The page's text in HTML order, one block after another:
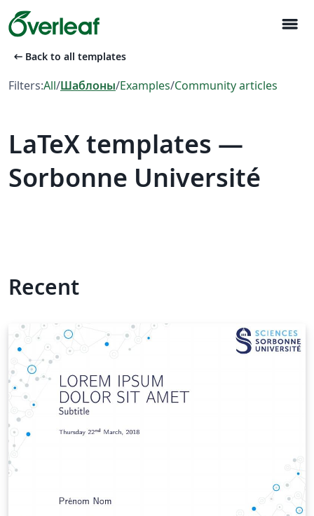
menu
arrow_left_alt Back to all templates
Filters:All/Шаблоны/Examples/Community articles
LaTeX templates —
Sorbonne Université
Recent